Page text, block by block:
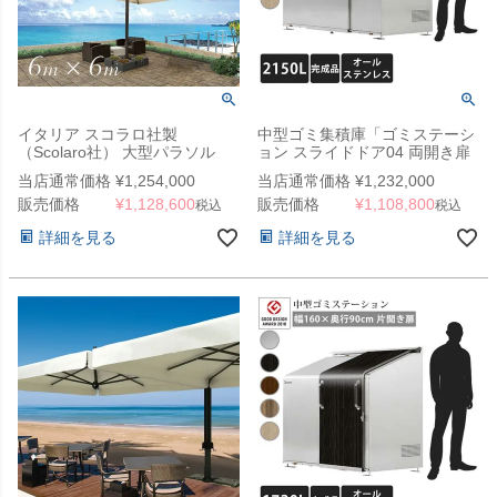
イタリア スコラロ社製
（Scolaro社） 大型パラソル
「カプリ 6060 ＆ ポット型ウエ
イトベース セット」
当店通常価格 ¥1,254,000
販売価格
¥1,128,600税込
詳細を見る
中型ゴミ集積庫「ゴミステーシ
ョン スライドドア04 両開き扉
ステンレス 2150L」 ※法人宛
配送限定 （SN）
当店通常価格 ¥1,232,000
販売価格
¥1,108,800税込
詳細を見る